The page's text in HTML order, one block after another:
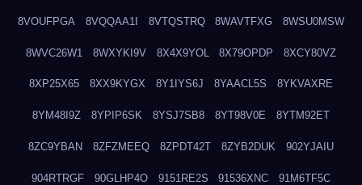
8VOUFPGA 8VQQAA1I 8VTQSTRQ 8WAVTFXG 8WSU0MSW
8WVC26W1 8WXYKI9V 8X4X9YOL 8X79OPDP 8XCY80VZ
8XP25X65 8XX9KYGX 8Y1IYS6J 8YAACL5S 8YKVAXRE
8YM48I9Z 8YPIP6SK 8YSJ7SB8 8YT98V0E 8YTM92ET
8ZC9YBAN 8ZFZMEEQ 8ZPDT42T 8ZYB2DUK 902YJAIU
904RTRGF 90GLHP4O 9151RE2S 91536XNC 91M6TF5C